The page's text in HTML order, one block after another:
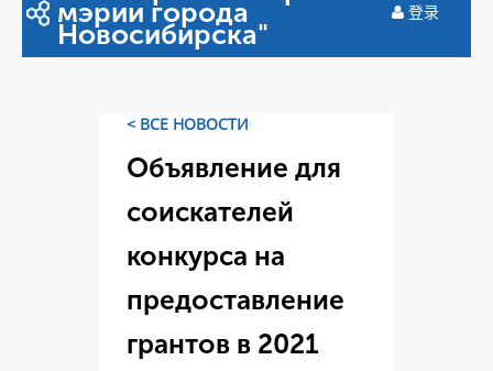
мэрии города
Новосибирска"
登录
< ВСЕ НОВОСТИ
Объявление для
соискателей
конкурса на
предоставление
грантов в 2021